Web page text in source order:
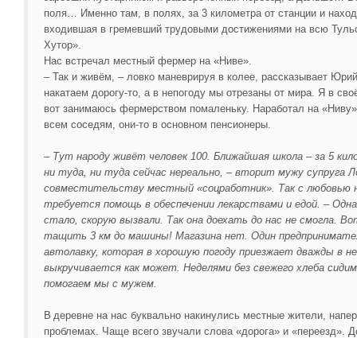
поля… Именно там, в полях, за 3 километра от станции и
входившая в гремевший трудовыми достижениями на всю
Хутор».
Нас встречал местный фермер на «Ниве».
– Так и живём, – ловко маневрируя в колее, рассказывает
накатаем дорогу-то, а в непогоду мы отрезаны от мира. Я в
вот занимаюсь фермерством помаленьку. Наработал на
всем соседям, они-то в основном пенсионеры.
– Тут народу живёт человек 100. Ближайшая школа – за 5
ни туда, ни туда сейчас нереально, – вторит мужу супруга
совместительству местный «соцработник». Так с
требуется помощь в обеспечении лекарствами и едой. –
стало, скорую вызвали. Так она доехать до нас не смогла.
тащить 3 км до машины! Магазина нет. Один
автолавку, которая в хорошую погоду приезжает дважды в
выкручивается как может. Неделями без свежего хлеба
помогаем мы с мужем.
В деревне на нас буквально накинулись местные жители,
проблемах. Чаще всего звучали слова «дорога» и «переезд».